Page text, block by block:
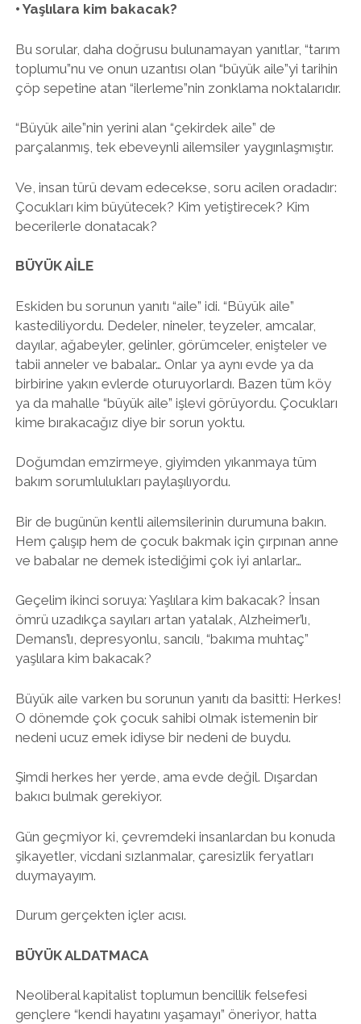
• Yaşlılara kim bakacak?
Bu sorular, daha doğrusu bulunamayan yanıtlar, “tarım
toplumu”nu ve onun uzantısı olan “büyük aile”yi tarihin
çöp sepetine atan “ilerleme”nin zonklama noktalarıdır.
“Büyük aile”nin yerini alan “çekirdek aile” de
parçalanmış, tek ebeveynli ailemsiler yaygınlaşmıştır.
Ve, insan türü devam edecekse, soru acilen oradadır:
Çocukları kim büyütecek? Kim yetiştirecek? Kim
becerilerle donatacak?
BÜYÜK AİLE
Eskiden bu sorunun yanıtı “aile” idi. “Büyük aile”
kastediliyordu. Dedeler, nineler, teyzeler, amcalar,
dayılar, ağabeyler, gelinler, görümceler, enişteler ve
tabii anneler ve babalar… Onlar ya aynı evde ya da
birbirine yakın evlerde oturuyorlardı. Bazen tüm köy
ya da mahalle “büyük aile” işlevi görüyordu. Çocukları
kime bırakacağız diye bir sorun yoktu.
Doğumdan emzirmeye, giyimden yıkanmaya tüm
bakım sorumlulukları paylaşılıyordu.
Bir de bugünün kentli ailemsilerinin durumuna bakın.
Hem çalışıp hem de çocuk bakmak için çırpınan anne
ve babalar ne demek istediğimi çok iyi anlarlar…
Geçelim ikinci soruya: Yaşlılara kim bakacak? İnsan
ömrü uzadıkça sayıları artan yatalak, Alzheimer’lı,
Demans’lı, depresyonlu, sancılı, “bakıma muhtaç”
yaşlılara kim bakacak?
Büyük aile varken bu sorunun yanıtı da basitti: Herkes!
O dönemde çok çocuk sahibi olmak istemenin bir
nedeni ucuz emek idiyse bir nedeni de buydu.
Şimdi herkes her yerde, ama evde değil. Dışardan
bakıcı bulmak gerekiyor.
Gün geçmiyor ki, çevremdeki insanlardan bu konuda
şikayetler, vicdani sızlanmalar, çaresizlik feryatları
duymayayım.
Durum gerçekten içler acısı.
BÜYÜK ALDATMACA
Neoliberal kapitalist toplumun bencillik felsefesi
gençlere “kendi hayatını yaşamayı” öneriyor, hatta